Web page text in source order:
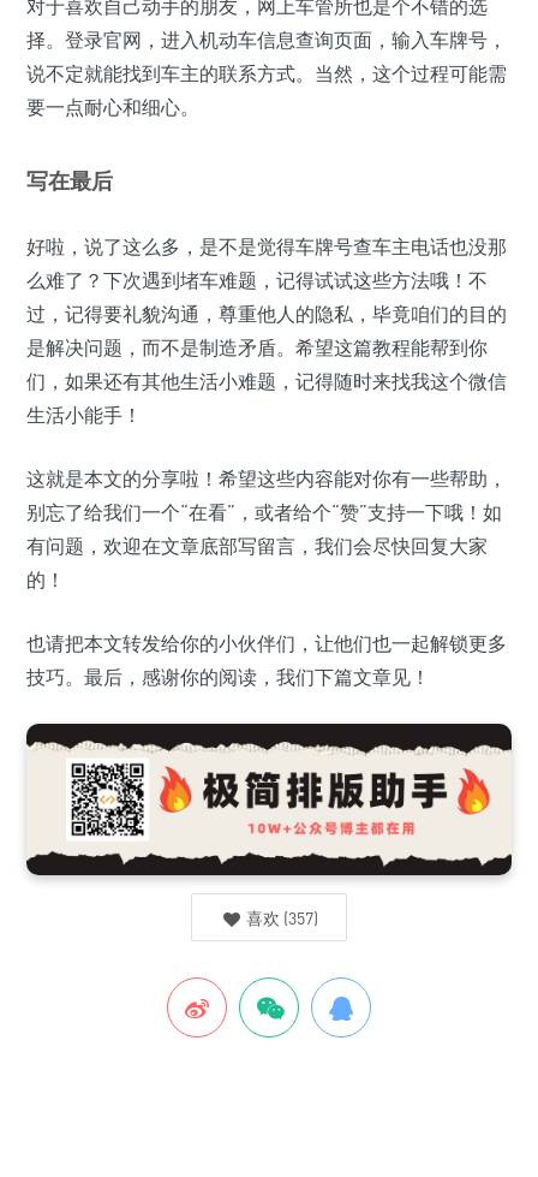
对于喜欢自己动手的朋友，网上车管所也是个不错的选
择。登录官网，进入机动车信息查询页面，输入车牌号，
说不定就能找到车主的联系方式。当然，这个过程可能需
要一点耐心和细心。
写在最后
好啦，说了这么多，是不是觉得车牌号查车主电话也没那
么难了？下次遇到堵车难题，记得试试这些方法哦！不
过，记得要礼貌沟通，尊重他人的隐私，毕竟咱们的目的
是解决问题，而不是制造矛盾。希望这篇教程能帮到你
们，如果还有其他生活小难题，记得随时来找我这个微信
生活小能手！
这就是本文的分享啦！希望这些内容能对你有一些帮助，
别忘了给我们一个“在看”，或者给个“赞”支持一下哦！如
有问题，欢迎在文章底部写留言，我们会尽快回复大家
的！
也请把本文转发给你的小伙伴们，让他们也一起解锁更多
技巧。最后，感谢你的阅读，我们下篇文章见！
喜欢 (357)